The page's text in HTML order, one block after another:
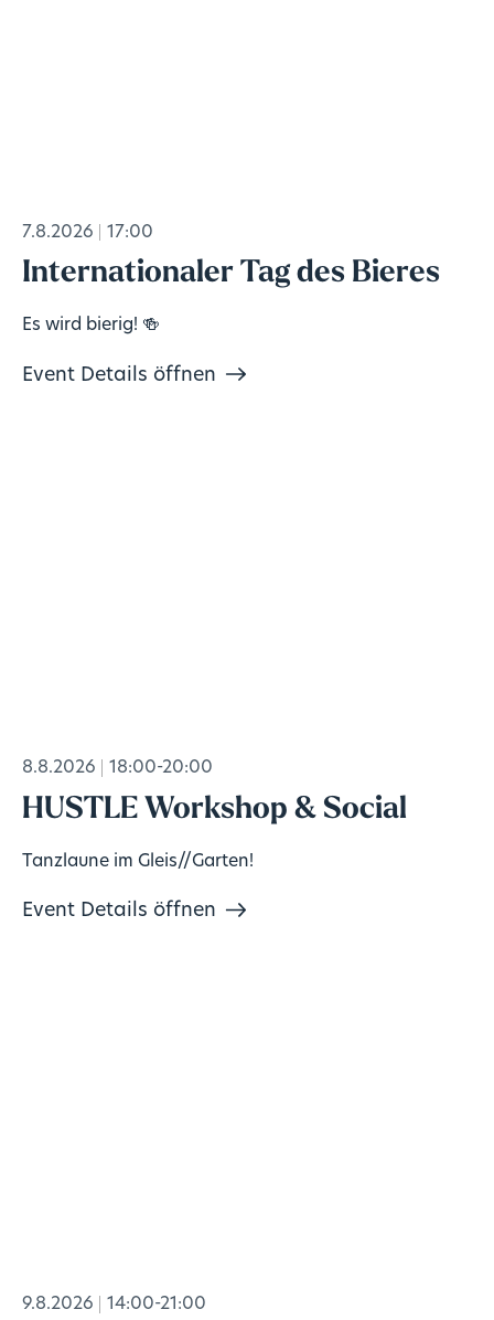
7.8.2026 17:00
Internationaler Tag des Bieres
Es wird bierig! 🍻
Event Details öffnen
8.8.2026 18:00-20:00
HUSTLE Workshop & Social
Tanzlaune im Gleis//Garten!
Event Details öffnen
9.8.2026 14:00-21:00